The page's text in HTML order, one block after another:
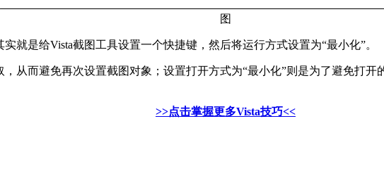
图
是给Vista截图工具设置一个快捷键，然后将运行方式设置为“最小化”。
而避免再次设置截图对象；设置打开方式为“最小化”则是为了避免打开
>>点击掌握更多Vista技巧<<